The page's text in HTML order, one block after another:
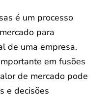
é um processo
para
de uma empresa.
em fusões
de mercado pode
e decisões